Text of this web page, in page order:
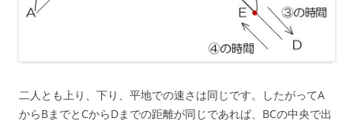
二人とも上り、下り、平地での速さは同じです。したがってA
からBまでとCからDまでの距離が同じであれば、BCの中央で出